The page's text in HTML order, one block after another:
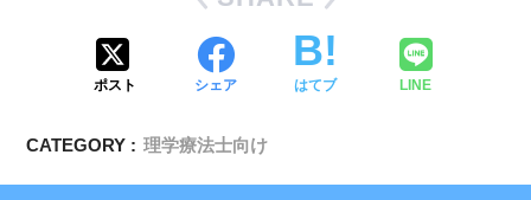
ポスト シェア はてブ LINE
CATEGORY : 理学療法士向け